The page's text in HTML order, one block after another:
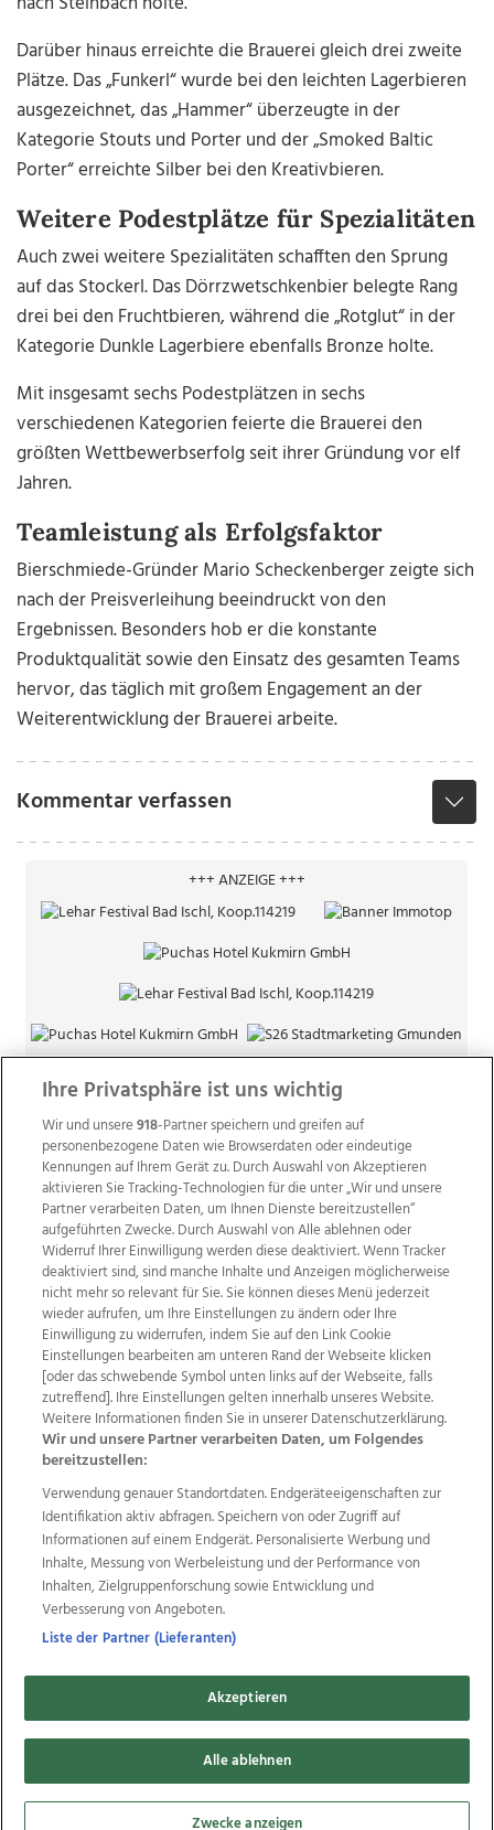
Darüber hinaus erreichte die Brauerei gleich drei zweite
Plätze. Das „Funkerl“ wurde bei den leichten Lagerbieren
ausgezeichnet, das „Hammer“ überzeugte in der
Kategorie Stouts und Porter und der „Smoked Baltic
Porter“ erreichte Silber bei den Kreativbieren.
Weitere Podestplätze für Spezialitäten
Auch zwei weitere Spezialitäten schafften den Sprung
auf das Stockerl. Das Dörrzwetschkenbier belegte Rang
drei bei den Fruchtbieren, während die „Rotglut“ in der
Kategorie Dunkle Lagerbiere ebenfalls Bronze holte.
Mit insgesamt sechs Podestplätzen in sechs
verschiedenen Kategorien feierte die Brauerei den
größten Wettbewerbserfolg seit ihrer Gründung vor elf
Jahren.
Teamleistung als Erfolgsfaktor
Bierschmiede-Gründer Mario Scheckenberger zeigte sich
nach der Preisverleihung beeindruckt von den
Ergebnissen. Besonders hob er die konstante
Produktqualität sowie den Einsatz des gesamten Teams
hervor, das täglich mit großem Engagement an der
Weiterentwicklung der Brauerei arbeite.
Kommentar verfassen
+++ ANZEIGE +++
Wir über uns Mediadaten Kontakt
Jobs
Datenschutz
Impressum
AGB Anzeigekunden
AGB Website
Ehrenkodex Politische Werbung
Weitere Angebote des Medienhauses Wimmer
TV1 di-mog-i.at OÖNow
Ischler Woche
Life Radio
OÖNachrichten
OÖN Immobilien
OÖN Karriere
OÖN Reise
Promenaden Galerien
Regionaljobs
wasistlos.at
Copyrights © 2026 Tips Zeitungs GmbH & Co KG
developed by11x11.net
Cookie Einstellungen bearbeiten
Ihre Privatsphäre ist uns wichtig
Wir und unsere918-Partner speichern und greifen auf
personenbezogene Daten wie Browserdaten oder eindeutige
Kennungen auf Ihrem Gerät zu. Durch Auswahl von Akzeptieren
aktivieren Sie Tracking-Technologien für die unter „Wir und unsere
Partner verarbeiten Daten, um Ihnen Dienste bereitzustellen“
aufgeführten Zwecke. Durch Auswahl von Alle ablehnen oder
Widerruf Ihrer Einwilligung werden diese deaktiviert. Wenn Tracker
deaktiviert sind, sind manche Inhalte und Anzeigen möglicherweise
nicht mehr so relevant für Sie. Sie können dieses Menü jederzeit
wieder aufrufen, um Ihre Einstellungen zu ändern oder Ihre
Einwilligung zu widerrufen, indem Sie auf den Link Cookie
Einstellungen bearbeiten am unteren Rand der Webseite klicken
[oder das schwebende Symbol unten links auf der Webseite, falls
zutreffend]. Ihre Einstellungen gelten innerhalb unseres Website.
Weitere Informationen finden Sie in unserer Datenschutzerklärung.
Wir und unsere Partner verarbeiten Daten, um Folgendes
bereitzustellen:
Verwendung genauer Standortdaten. Endgeräteeigenschaften zur
Identifikation aktiv abfragen. Speichern von oder Zugriff auf
Informationen auf einem Endgerät. Personalisierte Werbung und
Inhalte, Messung von Werbeleistung und der Performance von
Inhalten, Zielgruppenforschung sowie Entwicklung und
Verbesserung von Angeboten.
Liste der Partner (Lieferanten)
Akzeptieren
Alle ablehnen
Zwecke anzeigen